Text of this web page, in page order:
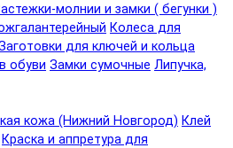
молнии и замки ( бегунки )
Колеса для
для ключей и кольца
обуви Замки сумочные Липучка,
кожа (Нижний Новгород) Клей
Краска и аппретура для